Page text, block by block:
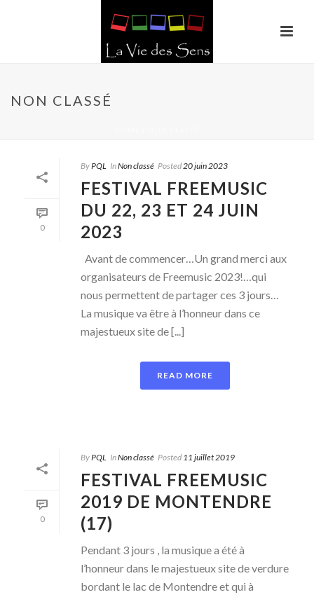
NON CLASSÉ
0
ByPQL InNon classé Posted20 juin 2023
FESTIVAL FREEMUSIC
DU 22, 23 ET 24 JUIN
2023
Avant de commencer…Un grand merci aux
organisateurs de Freemusic 2023!…qui
nous permettent de partager ces 3 jours…
La musique va être à l’honneur dans ce
majestueux site de [...]
READ MORE
0
ByPQL InNon classé Posted 11 juillet 2019
FESTIVAL FREEMUSIC
2019 DE MONTENDRE
(17)
Pendant 3 jours , la musique a été à
l’honneur dans le majestueux site de verdure
bordant le lac de Montendre et qui à